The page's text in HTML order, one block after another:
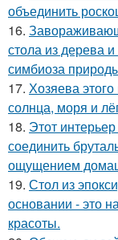
объединить
16.
стола из дерева
симбиоза
17. Хозяева
солнца, моря и
18. Этот
соединить
ощущением
19. Стол из
основании - это
красоты.